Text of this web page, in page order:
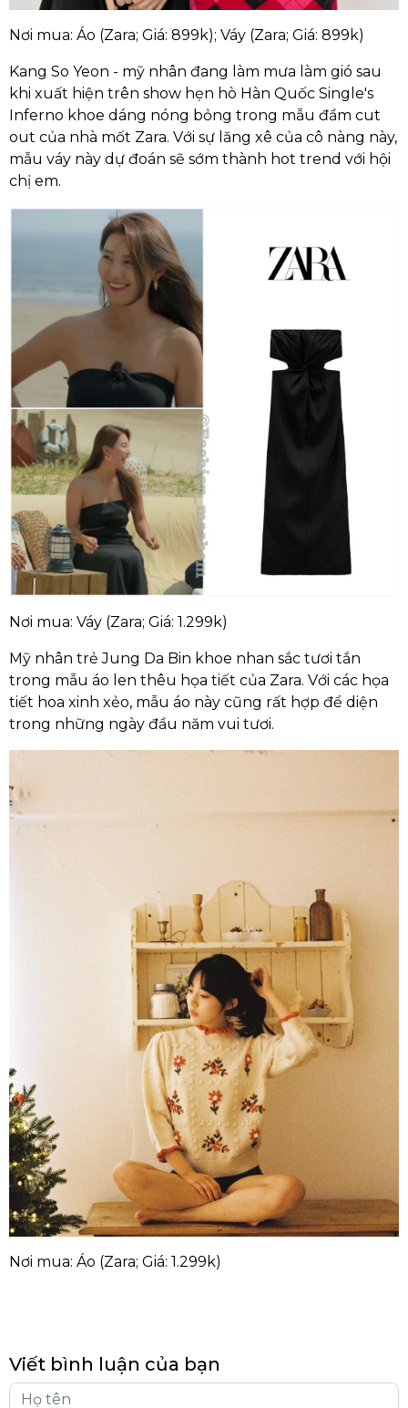
Nơi mua: Áo (Zara; Giá: 899k); Váy (Zara; Giá: 899k)
Kang So Yeon - mỹ nhân đang làm mưa làm gió sau
khi xuất hiện trên show hẹn hò Hàn Quốc Single's
Inferno khoe dáng nóng bỏng trong mẫu đầm cut
out của nhà mốt Zara. Với sự lăng xê của cô nàng này,
mẫu váy này dự đoán sẽ sớm thành hot trend với hội
chị em.
Nơi mua: Váy (Zara; Giá: 1.299k)
Mỹ nhân trẻ Jung Da Bin khoe nhan sắc tươi tắn
trong mẫu áo len thêu họa tiết của Zara. Với các họa
tiết hoa xinh xẻo, mẫu áo này cũng rất hợp để diện
trong những ngày đầu năm vui tươi.
Nơi mua: Áo (Zara; Giá: 1.299k)
Viết bình luận của bạn